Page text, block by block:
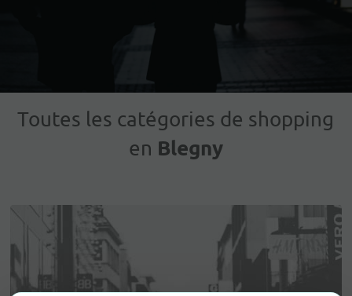
Toutes les catégories de shopping
en Blegny